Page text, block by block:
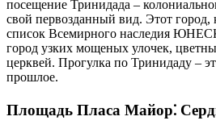
посещение Тринидада –
свой первозданный вид. Этот город,
список Всемирного наследия
город узких мощеных улочек,
церквей. Прогулка по Тринидаду –
прошлое.
Площадь Пласа Майор⁚